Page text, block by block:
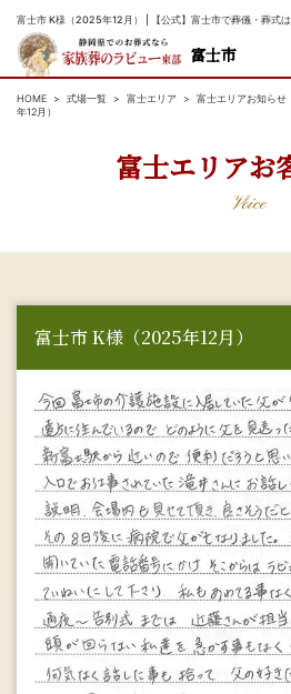
富士市 K様（2025年12月） | 【公式】富士市で葬儀・葬式は
富士市
HOME 式場一覧 富士エリア 富士エリアお知らせ
年12月）
富士エリアお
Voice
富士市 K様（2025年12月）